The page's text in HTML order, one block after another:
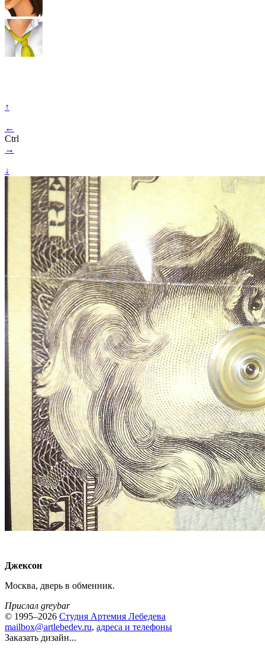
↑
←
Ctrl
→
↓
Джексон
Москва, дверь в обменник.
Прислал greybar
© 1995–2026 Студия Артемия Лебедева
mailbox@artlebedev.ru, адреса и телефоны
Заказать дизайн...